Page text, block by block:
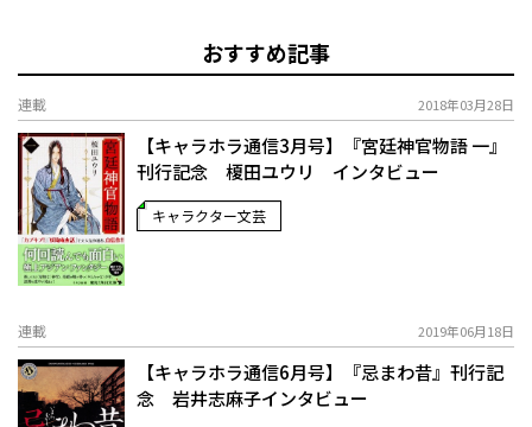
おすすめ記事
連載 2018年03月28日
【キャラホラ通信3月号】『宮廷神官物語 一』
刊行記念 榎田ユウリ インタビュー
キャラクター文芸
連載 2019年06月18日
【キャラホラ通信6月号】『忌まわ昔』刊行記
念 岩井志麻子インタビュー